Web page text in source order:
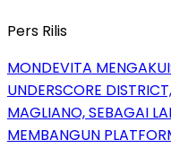
Pers Rilis
MONDEVITA
UNDERSCORE
MAGLIANO, SEBAGAI
MEMBANGUN